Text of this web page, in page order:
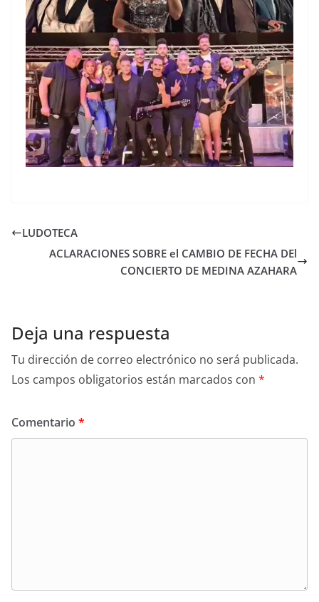
LUDOTECA
ACLARACIONES SOBRE el CAMBIO DE FECHA DEl
CONCIERTO DE MEDINA AZAHARA
Deja una respuesta
Tu dirección de correo electrónico no será publicada.
Los campos obligatorios están marcados con *
Comentario *